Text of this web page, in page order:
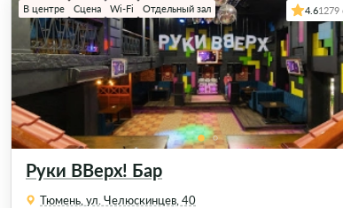
Руки ВВерх! Бар
В центре Сцена Wi-Fi Отдельный зал 4.61279
Тюмень, ул. Челюскинцев, 40